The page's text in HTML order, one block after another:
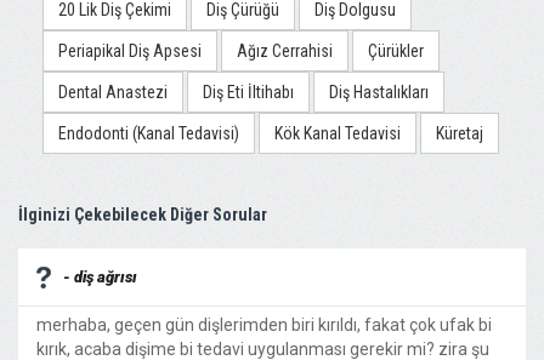
20 Lik Diş Çekimi Diş Çürüğü Diş Dolgusu
Periapikal Diş Apsesi Ağız Cerrahisi Çürükler
Dental Anastezi Diş Eti İltihabı Diş Hastalıkları
Endodonti (Kanal Tedavisi) Kök Kanal Tedavisi Küretaj
İlginizi Çekebilecek Diğer Sorular
- diş ağrısı
merhaba, geçen gün dişlerimden biri kırıldı, fakat çok ufak bi
kırık, acaba dişime bi tedavi uygulanması gerekir mi? zira şu